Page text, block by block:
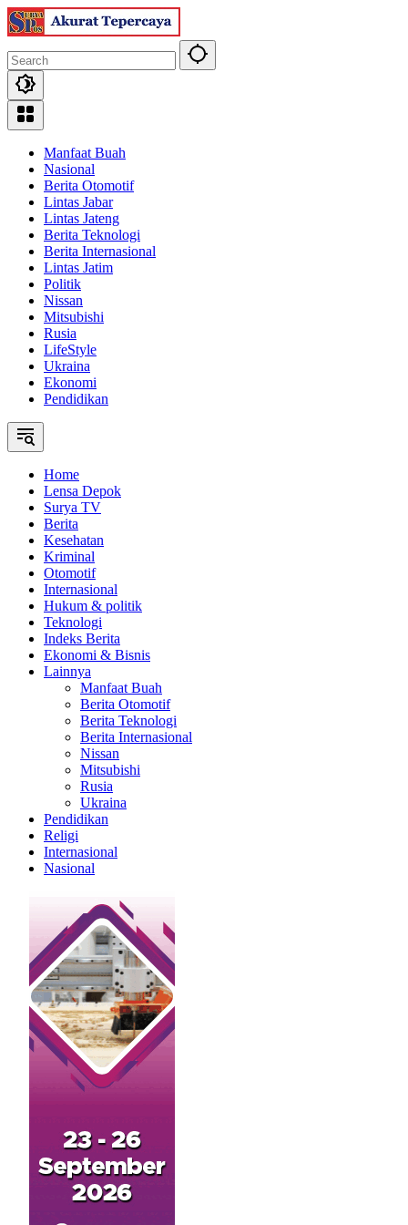
Skip
to
Manfaat Buah
Nasional
Berita Otomotif
Lintas Jabar
Lintas Jateng
Berita Teknologi
Berita Internasional
Lintas Jatim
Politik
Nissan
Mitsubishi
Rusia
LifeStyle
Ukraina
Ekonomi
Pendidikan
Home
Lensa Depok
Surya TV
Berita
Kesehatan
Kriminal
Otomotif
Internasional
Hukum & politik
Teknologi
Indeks Berita
Ekonomi & Bisnis
Lainnya
Manfaat Buah
Berita Otomotif
Berita Teknologi
Berita Internasional
Nissan
Mitsubishi
Rusia
Ukraina
Pendidikan
Religi
Internasional
Nasional